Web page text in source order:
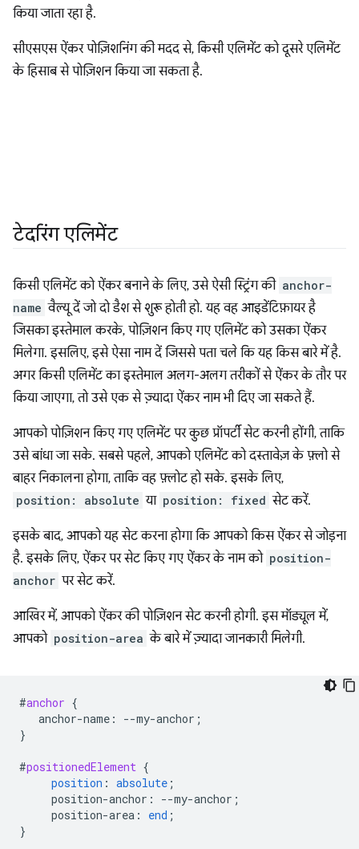
किया जाता रहा है.
सीएसएस ऐंकर पोज़िशनिंग की मदद से, किसी एलिमेंट को दूसरे एलिमेंट
के हिसाब से पोज़िशन किया जा सकता है.
टेदरिंग एलिमेंट
किसी एलिमेंट को ऐंकर बनाने के लिए, उसे ऐसी स्ट्रिंग की anchor-
name वैल्यू दें जो दो डैश से शुरू होती हो. यह वह आइडेंटिफ़ायर है
जिसका इस्तेमाल करके, पोज़िशन किए गए एलिमेंट को उसका ऐंकर
मिलेगा. इसलिए, इसे ऐसा नाम दें जिससे पता चले कि यह किस बारे में है.
अगर किसी एलिमेंट का इस्तेमाल अलग-अलग तरीकों से ऐंकर के तौर पर
किया जाएगा, तो उसे एक से ज़्यादा ऐंकर नाम भी दिए जा सकते हैं.
आपको पोज़िशन किए गए एलिमेंट पर कुछ प्रॉपर्टी सेट करनी होंगी, ताकि
उसे बांधा जा सके. सबसे पहले, आपको एलिमेंट को दस्तावेज़ के फ़्लो से
बाहर निकालना होगा, ताकि वह फ़्लोट हो सके. इसके लिए,
position: absolute या position: fixed सेट करें.
इसके बाद, आपको यह सेट करना होगा कि आपको किस ऐंकर से जोड़ना
है. इसके लिए, ऐंकर पर सेट किए गए ऐंकर के नाम को position-
anchor पर सेट करें.
आखिर में, आपको ऐंकर की पोज़िशन सेट करनी होगी. इस मॉड्यूल में,
आपको position-area के बारे में ज़्यादा जानकारी मिलेगी.
#anchor {
anchor-name : --my-anchor ;
}
#positionedElement {
position : absolute ;
position-anchor : --my-anchor ;
position-area : end ;
}